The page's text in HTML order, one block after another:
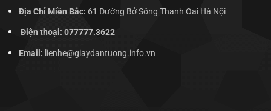
Địa Chỉ Miền Bắc: 61 Đường Bở Sông Thanh Oai Hà Nội
Điện thoại: 077777.3622
Email: lienhe@giaydantuong.info.vn